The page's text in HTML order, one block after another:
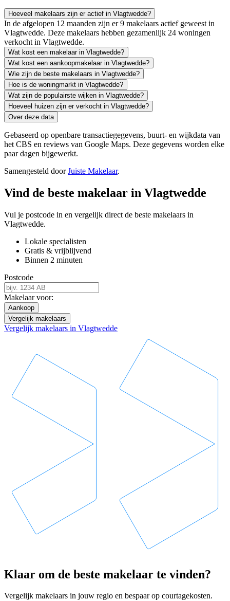
Hoeveel makelaars zijn er actief in Vlagtwedde?
In de afgelopen 12 maanden zijn er 9 makelaars actief geweest in
Vlagtwedde. Deze makelaars hebben gezamenlijk 24 woningen
verkocht in Vlagtwedde.
Wat kost een makelaar in Vlagtwedde?
Wat kost een aankoopmakelaar in Vlagtwedde?
Wie zijn de beste makelaars in Vlagtwedde?
Hoe is de woningmarkt in Vlagtwedde?
Wat zijn de populairste wijken in Vlagtwedde?
Hoeveel huizen zijn er verkocht in Vlagtwedde?
Over deze data
Gebaseerd op openbare transactiegegevens, buurt- en wijkdata van
het CBS en reviews van Google Maps. Deze gegevens worden elke
paar dagen bijgewerkt.
Samengesteld doorJuiste Makelaar.
Vind de beste makelaar in Vlagtwedde
Vul je postcode in en vergelijk direct de beste makelaars in
Vlagtwedde.
Lokale specialisten
Gratis & vrijblijvend
Binnen 2 minuten
Postcode
Makelaar voor:
Aankoop
Vergelijk makelaars
Vergelijk makelaars in Vlagtwedde
Klaar om de beste makelaar te vinden?
Vergelijk makelaars in jouw regio en bespaar op courtagekosten.